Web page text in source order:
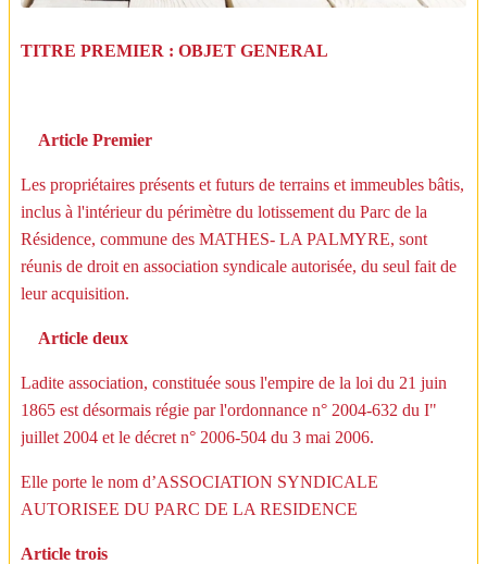
TITRE PREMIER : OBJET GENERAL
Article Premier
Les propriétaires présents et futurs de terrains et immeubles bâtis,
inclus à l'intérieur du périmètre du lotissement du Parc de la
Résidence, commune des MATHES- LA PALMYRE, sont
réunis de droit en association syndicale autorisée, du seul fait de
leur acquisition.
Article deux
Ladite association, constituée sous l'empire de la loi du 21 juin
1865 est désormais régie par l'ordonnance n° 2004-632 du I"
juillet 2004 et le décret n° 2006-504 du 3 mai 2006.
Elle porte le nom d’ASSOCIATION SYNDICALE
AUTORISEE DU PARC DE LA RESIDENCE
Article trois